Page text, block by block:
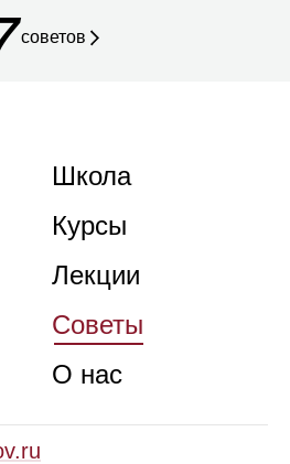
советов
Школа
Курсы
Лекции
Советы
О нас